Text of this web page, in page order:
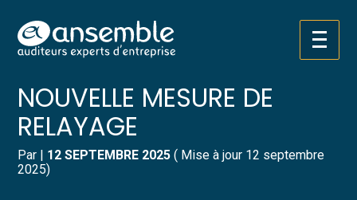
Aller
au
Créer et reprendre une activité
Gérer votre quotidien
Piloter votre entreprise
Développer votre entreprise
Pilotez votre gestion
Suivre votre comptabilité
Gérer vos ressources humaines
Dématérialiser vos documents
PROCHES AIDANTS : UNE
NOUVELLE MESURE DE
RELAYAGE
Par | 12 SEPTEMBRE 2025 ( Mise à jour 12 septembre
2025)